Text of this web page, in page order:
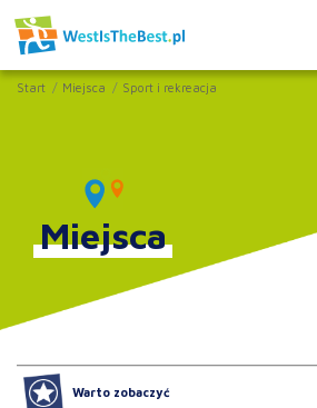
Start Miejsca Sport i rekreacja
Miejsca
Warto zobaczyć